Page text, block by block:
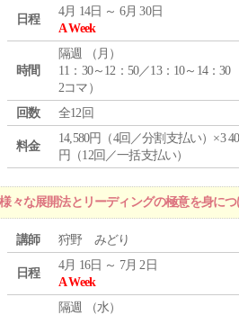
日程
4月 14日 ～ 6月 30日
A Week
時間
隔週 （ 月 ）
11：30～12：50／13：10～14：30
2コマ）
回数
全12回
料金
14,580円（4回／分割支払い）×3
円（12回／一括支払い）
々な展開法とリーディングの極意を身につ
講師 狩野 みどり
日程
4月 16日 ～ 7月 2日
A Week
隔週 （水）